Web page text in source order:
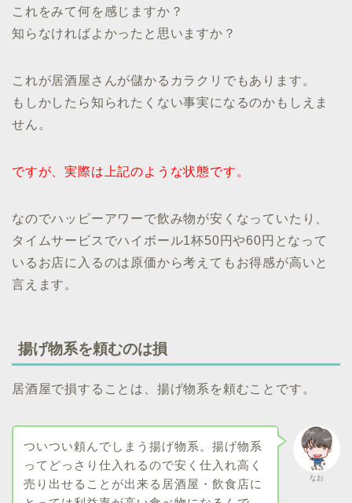
これをみて何を感じますか？
知らなければよかったと思いますか？
これが居酒屋さんが儲かるカラクリでもあります。
もしかしたら知られたくない事実になるのかもしえま
せん。
ですが、実際は上記のような状態です。
なのでハッピーアワーで飲み物が安くなっていたり、
タイムサービスでハイボール1杯50円や60円となって
いるお店に入るのは原価から考えてもお得感が高いと
言えます。
揚げ物系を頼むのは損
居酒屋で損することは、揚げ物系を頼むことです。
なお
ついつい頼んでしまう揚げ物系。揚げ物系
ってどっさり仕入れるので安く仕入れ高く
売り出せることが出来る居酒屋・飲食店に